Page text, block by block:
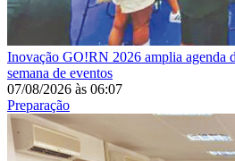
Inovação GO!RN 2026 amplia agenda
semana de eventos
07/08/2026 às 06:07
Preparação